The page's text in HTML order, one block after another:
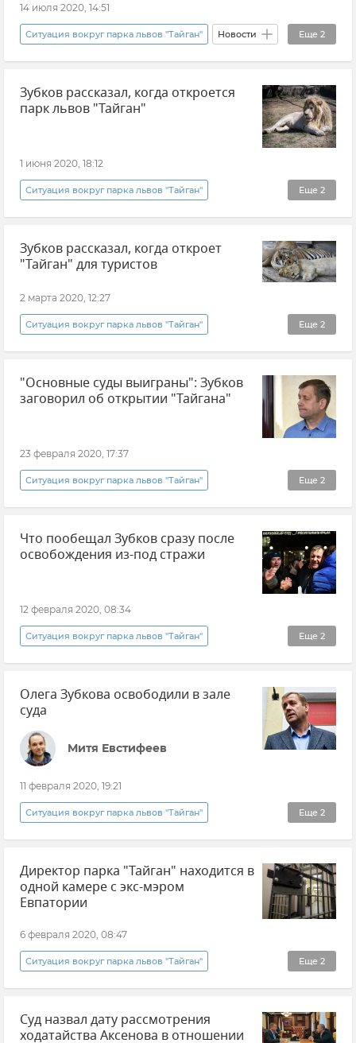
14 июля 2020, 14:51
Еще 2
Ситуация вокруг парка львов "Тайган" Новости
Общество Происшествия
Зубков рассказал, когда откроется
парк львов "Тайган"
1 июня 2020, 18:12
Еще 2
Ситуация вокруг парка львов "Тайган"
Общество Новости
Зубков рассказал, когда откроет
"Тайган" для туристов
2 марта 2020, 12:27
Еще 2
Ситуация вокруг парка львов "Тайган"
Общество Новости
"Основные суды выиграны": Зубков
заговорил об открытии "Тайгана"
23 февраля 2020, 17:37
Еще 2
Ситуация вокруг парка львов "Тайган"
Общество Новости
Что пообещал Зубков сразу после
освобождения из-под стражи
12 февраля 2020, 08:34
Еще 2
Ситуация вокруг парка львов "Тайган"
Общество Новости
Олега Зубкова освободили в зале
суда
Митя Евстифеев
11 февраля 2020, 19:21
Еще 2
Ситуация вокруг парка львов "Тайган"
Общество Новости
Директор парка "Тайган" находится в
одной камере с экс-мэром
Евпатории
6 февраля 2020, 08:47
Еще 2
Ситуация вокруг парка львов "Тайган"
Общество Новости
Суд назвал дату рассмотрения
ходатайства Аксенова в отношении